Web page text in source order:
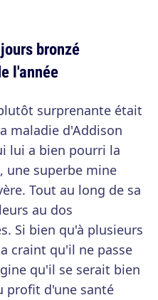
bronzé
l'année
surprenante était
maladie d'Addison
lui a bien pourri la
une superbe mine
Tout au long de sa
au dos
Si bien qu'à plusieurs
craint qu'il ne passe
qu'il se serait bien
profit d'une santé